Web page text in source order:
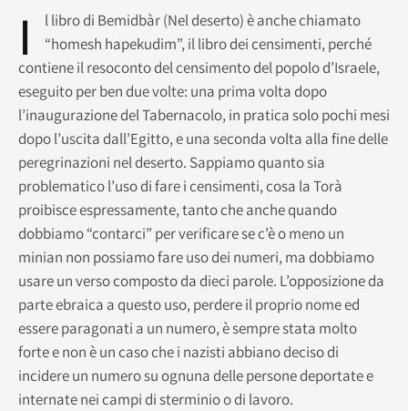
I
l libro di Bemidbàr (Nel deserto) è anche chiamato
“homesh hapekudim”, il libro dei censimenti, perché
contiene il resoconto del censimento del popolo d’Israele,
eseguito per ben due volte: una prima volta dopo
l’inaugurazione del Tabernacolo, in pratica solo pochi mesi
dopo l’uscita dall’Egitto, e una seconda volta alla fine delle
peregrinazioni nel deserto. Sappiamo quanto sia
problematico l’uso di fare i censimenti, cosa la Torà
proibisce espressamente, tanto che anche quando
dobbiamo “contarci” per verificare se c’è o meno un
minian non possiamo fare uso dei numeri, ma dobbiamo
usare un verso composto da dieci parole. L’opposizione da
parte ebraica a questo uso, perdere il proprio nome ed
essere paragonati a un numero, è sempre stata molto
forte e non è un caso che i nazisti abbiano deciso di
incidere un numero su ognuna delle persone deportate e
internate nei campi di sterminio o di lavoro.